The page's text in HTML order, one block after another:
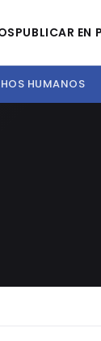
PUBLICAR EN
HUMANOS